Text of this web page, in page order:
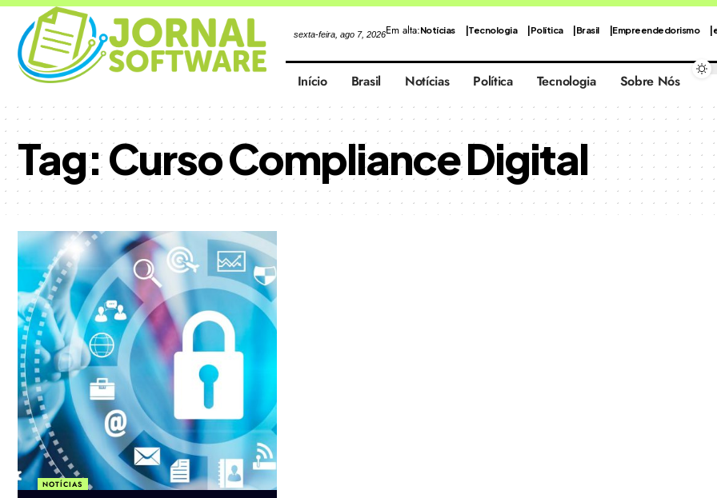
sexta-feira, ago 7, 2026Em alta:Notícias Tecnologia Política Brasil Empreendedorismo
Início Brasil Notícias Política Tecnologia Sobre Nós
Tag:Curso Compliance Digital
NOTÍCIAS